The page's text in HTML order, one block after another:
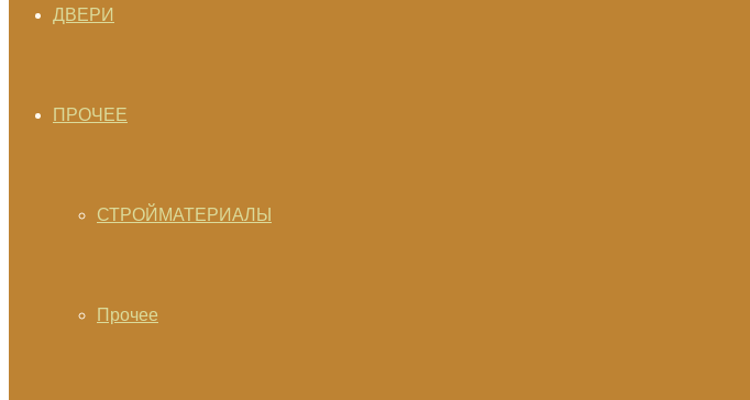
ДВЕРИ
ПРОЧЕЕ
СТРОЙМАТЕРИАЛЫ
Прочее